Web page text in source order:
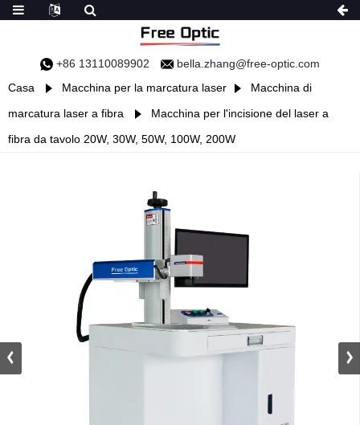
+86 13110089902
bella.zhang@free-optic.com
Casa
Macchina per la marcatura laser
Macchina di
marcatura laser a fibra
Macchina per l'incisione del laser a
fibra da tavolo 20W, 30W, 50W, 100W, 200W